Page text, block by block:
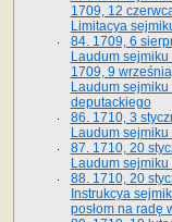
1709, 12
Limitacya
84. 1709, 6
Laudum
1709, 9
Laudum
deputackiego
86. 1710, 3
Laudum
87. 1710, 20
Laudum
88. 1710, 20
Instrukcya
posłom na radę